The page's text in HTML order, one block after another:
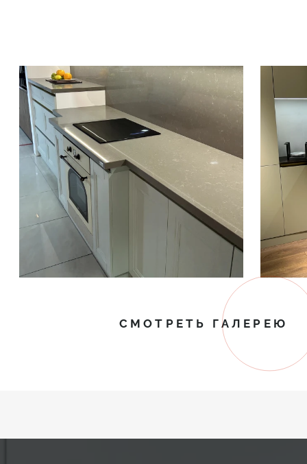
СМОТРЕТЬ ГАЛЕРЕЮ